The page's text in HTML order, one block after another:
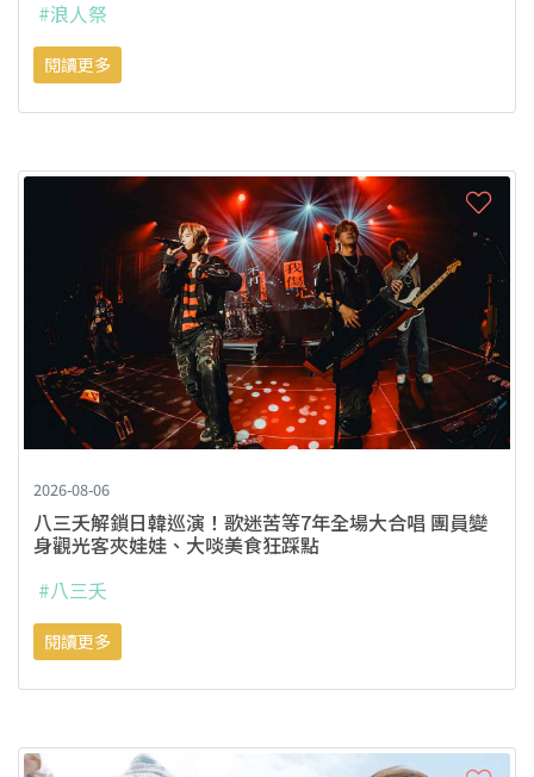
#浪人祭
閱讀更多
2026-08-06
八三夭解鎖日韓巡演！歌迷苦等7年全場大合唱 團員變
身觀光客夾娃娃、大啖美食狂踩點
#八三夭
閱讀更多